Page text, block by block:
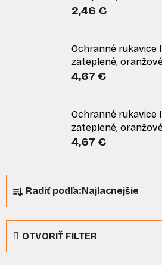
2,46 €
Ochranné rukavice
zateplené,
4,67 €
Ochranné rukavice
zateplené,
4,67 €
a
n
Radiť podľa:Najlacnejšie
OTVORIŤ FILTER